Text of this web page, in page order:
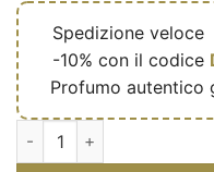
Spedizione veloce
-10% con il codice
Profumo autentico
Endless California –